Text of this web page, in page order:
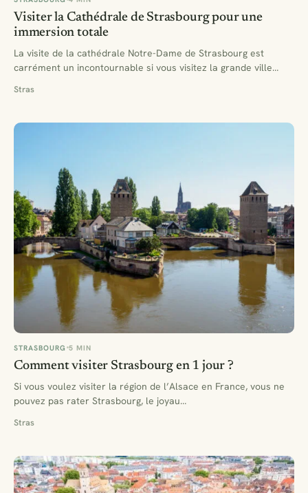
Visiter la Cathédrale de Strasbourg pour une
immersion totale
La visite de la cathédrale Notre-Dame de Strasbourg est
carrément un incontournable si vous visitez la grande ville…
Stras
STRASBOURG 5 MIN
Comment visiter Strasbourg en 1 jour ?
Si vous voulez visiter la région de l’Alsace en France, vous ne
pouvez pas rater Strasbourg, le joyau…
Stras